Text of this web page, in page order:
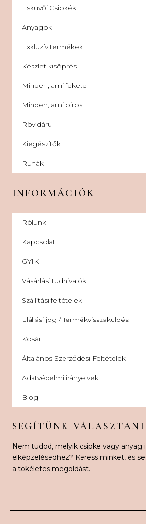
Esküvői Csipkék
Anyagok
Exkluzív termékek
Készlet kisöprés
Minden, ami fekete
Minden, ami piros
Rövidáru
Kiegészítők
Ruhák
INFORMÁCIÓK
Rólunk
Kapcsolat
GYIK
Vásárlási tudnivalók
Szállítási feltételek
Elállási jog / Termékvisszaküldés
Kosár
Általános Szerződési Feltételek
Adatvédelmi irányelvek
Blog
SEGÍTÜNK VÁLASZTANI
Nem tudod, melyik csipke vagy anyag
elképzelésedhez? Keress minket, és
a tökéletes megoldást.